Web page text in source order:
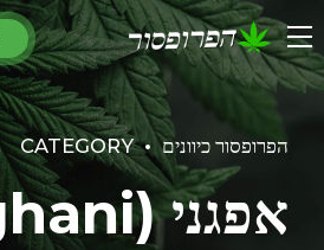
הפרופסור כיוונים CATEGORY
אפגני (Afghani)